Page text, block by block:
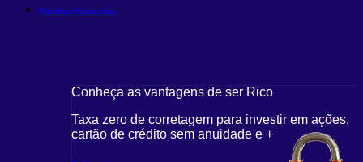
Planilhas financeiras
Conheça as vantagens de ser Rico
Taxa zero de corretagem para investir em ações,
cartão de crédito sem anuidade e +